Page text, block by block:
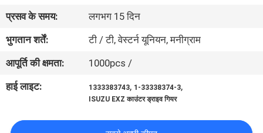
गुणवत्ता
नियंत्रण
संपर्क
प्रसव के समय:
लगभग 15 दिन
भुगतान शर्तें:
टी / टी, वेस्टर्न यूनियन, मनीग्राम
आपूर्ति की क्षमता:
1000pcs /
हाई लाइट:
1333383743, 1-33338374-3,
ISUZU EXZ काउंटर ड्राइव गियर